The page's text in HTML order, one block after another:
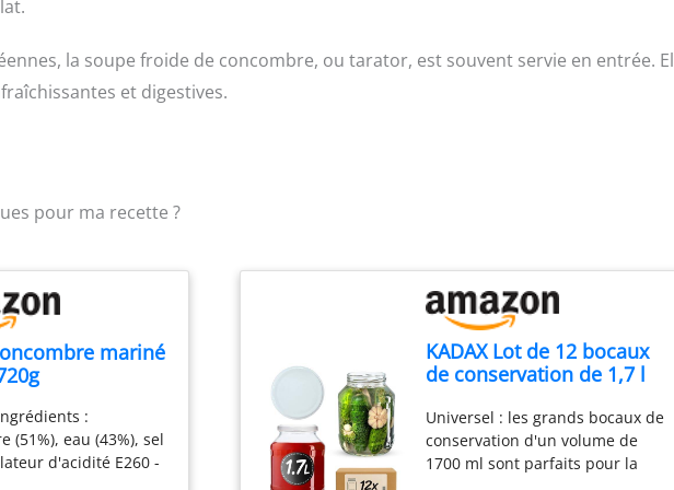
la soupe froide de concombre, ou tarator, est souvent servie en entrée.
et digestives.
pour ma recette ?
mariné
:
(51%), eau (43%), sel
d'acidité E260 -
KADAX Lot de 12 bocaux
de conservation de 1,7 l
Ø89 - Grands bocaux de
conserve avec large
ouverture pour la
Universel : les grands bocaux de
conservation d'un volume de
1700 ml sont parfaits pour la